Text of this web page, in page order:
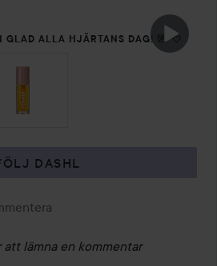
GLAD ALLA HJÄRTANS DAG! 💌 💘
DASHL
att lämna en kommentar